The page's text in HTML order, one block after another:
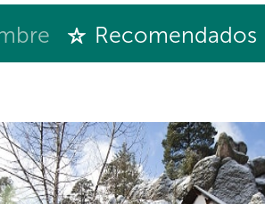
Recomendados